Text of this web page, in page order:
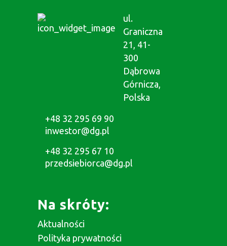
ul.
Graniczna
21, 41-
300
Dąbrowa
Górnicza,
Polska
+48 32 295 69 90
inwestor@dg.pl
+48 32 295 67 10
przedsiebiorca@dg.pl
Na skróty:
Aktualności
Polityka prywatności